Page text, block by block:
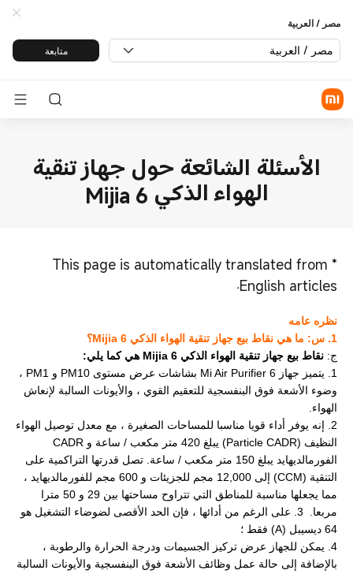
مصر / العربية
مصر / العربية متابعة
الأسئلة الشائعة حول جهاز تنقية
الهواء الذكي Mijia 6
*
This page is automatically translated from
English articles.
نظره عامه
1. س: ما هي نقاط بيع جهاز تنقية الهواء الذكي Mijia 6؟
ج: نقاط بيع جهاز تنقية الهواء الذكي Mijia 6 هي كما يلي:
1. يتميز جهاز Mi Air Purifier 6 بشاشات عرض مستوى PM10 و PM1 ،
وضوء الأشعة فوق البنفسجية للتعقيم القوي ، والأيونات السالبة لإنعاش
الهواء.
2. إنه يوفر أداء قويا مناسبا للمساحات الصغيرة ، مع معدل توصيل الهواء
النظيف (Particle CADR) يبلغ 420 متر مكعب / ساعة و CADR
الفورمالديهايد يبلغ 150 متر مكعب / ساعة. تصل قدرتها التراكمية على
التنقية (CCM) إلى 12,000 مجم للجزيئات و 600 مجم للفورمالديهايد ،
مما يجعلها مناسبة للمناطق التي تتراوح مساحتها بين 29 و 50 مترا
مربعا.
3. على الرغم من أدائها ، فإن الحد الأقصى لضوضاء التشغيل هو
64 ديسيبل (A) فقط ؛
4. يمكن للجهاز عرض تركيز الجسيمات ودرجة الحرارة والرطوبة ،
بالإضافة إلى حالة عمل وظائف الأشعة فوق البنفسجية والأيونات السالبة